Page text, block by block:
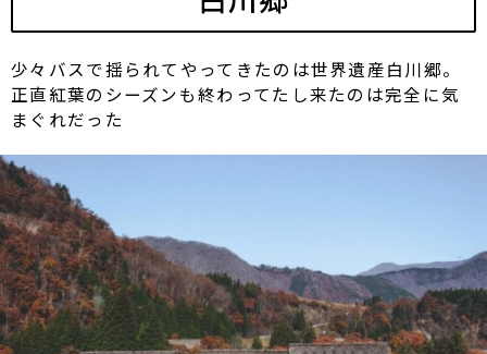
少々バスで揺られてやってきたのは世界遺産白川郷。
正直紅葉のシーズンも終わってたし来たのは完全に気
まぐれだった